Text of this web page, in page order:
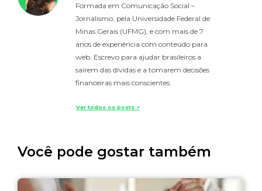
Formada em Comunicação Social –
Jornalismo, pela Universidade Federal de
Minas Gerais (UFMG), e com mais de 7
anos de experiência com conteúdo para
web. Escrevo para ajudar brasileiros a
saírem das dívidas e a tomarem decisões
financeiras mais conscientes.
Ver todos os posts >
Você pode gostar também